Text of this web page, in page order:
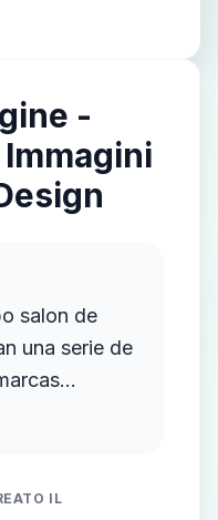
-
salon de
una serie de
a los
bros
IL